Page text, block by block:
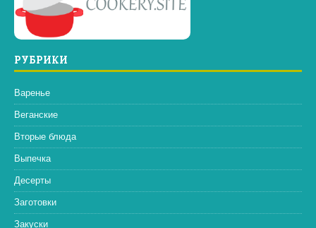
РУБРИКИ
Варенье
Веганские
Вторые блюда
Выпечка
Десерты
Заготовки
Закуски